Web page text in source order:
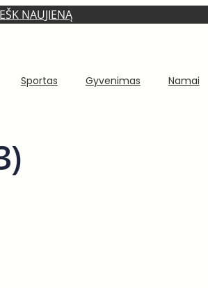
NAUJIENĄ
Sportas Gyvenimas Namai